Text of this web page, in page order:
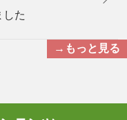
した
→もっと見る